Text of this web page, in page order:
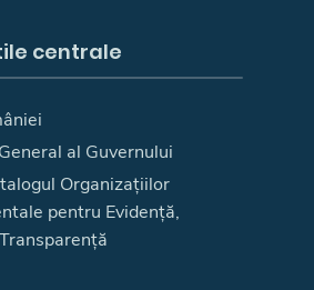
centrale
al Guvernului
Organizațiilor
pentru Evidență,